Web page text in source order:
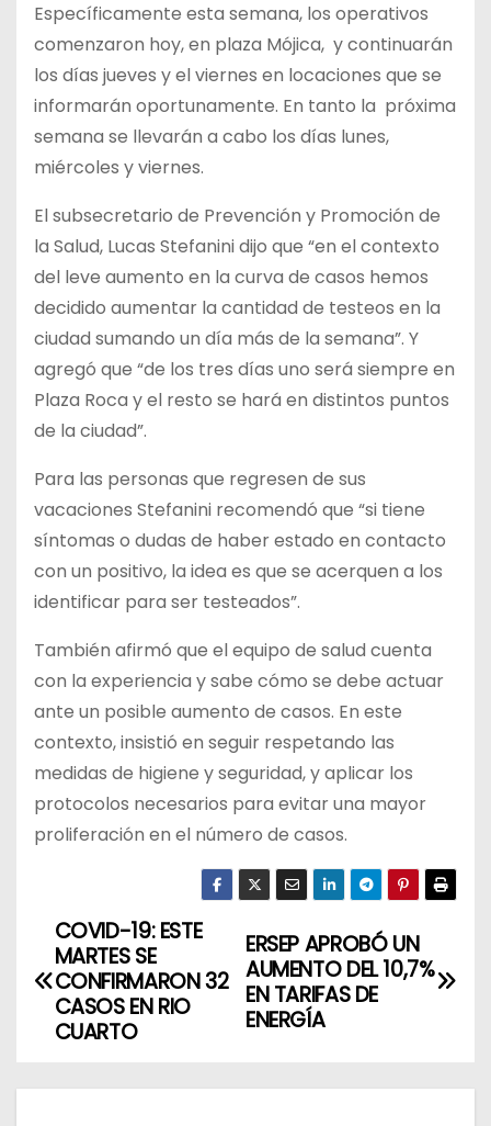
Específicamente esta semana, los operativos
comenzaron hoy, en plaza Mójica, y continuarán
los días jueves y el viernes en locaciones que se
informarán oportunamente. En tanto la próxima
semana se llevarán a cabo los días lunes,
miércoles y viernes.
El subsecretario de Prevención y Promoción de
la Salud, Lucas Stefanini dijo que “en el contexto
del leve aumento en la curva de casos hemos
decidido aumentar la cantidad de testeos en la
ciudad sumando un día más de la semana”. Y
agregó que “de los tres días uno será siempre en
Plaza Roca y el resto se hará en distintos puntos
de la ciudad”.
Para las personas que regresen de sus
vacaciones Stefanini recomendó que “si tiene
síntomas o dudas de haber estado en contacto
con un positivo, la idea es que se acerquen a los
identificar para ser testeados”.
También afirmó que el equipo de salud cuenta
con la experiencia y sabe cómo se debe actuar
ante un posible aumento de casos. En este
contexto, insistió en seguir respetando las
medidas de higiene y seguridad, y aplicar los
protocolos necesarios para evitar una mayor
proliferación en el número de casos.
N
a
e
ERSEP APROBÓ UN
AUMENTO DEL 10,7%
EN TARIFAS DE
ENERGÍA
COVID-19: ESTE
MARTES SE
CONFIRMARON 32
CASOS EN RIO
CUARTO